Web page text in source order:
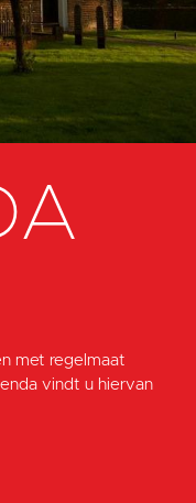
met regelmaat
vindt u hiervan